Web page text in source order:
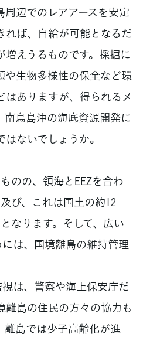
辺でのレアアースを安定
れば、自給が可能となるだ
えうるものです。採掘に
や生物多様性の保全など環
ありますが、得られるメ
南鳥島沖の海底資源開発に
ないでしょうか。
のの、領海とEEZを合わ
び、これは国土の約12
なります。そして、広い
は、国境離島の維持管理
は、警察や海上保安庁だ
離島の住民の方々の協力も
離島では少子高齢化が進